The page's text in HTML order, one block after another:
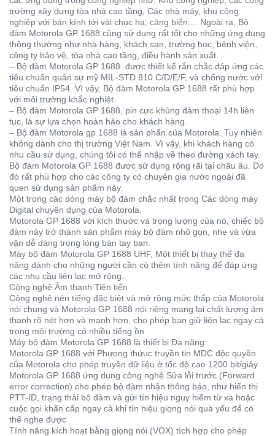
trường xây dựng tòa nhà cao tầng, Các nhà máy, khu công
nghiệp với bán kính tới vài chục ha, cảng biển.... Ngoài ra, Bộ
đàm Motorola GP 1688 cũng sử dụng rất tốt cho những ứng dụng
thông thường như nhà hàng, khách sạn, trường học, bệnh viện,
công ty bảo vệ, tòa nhà cao tầng, điều hành sản xuất.
– Bộ đàm Motorola GP 1688 được thiết kế rắn chắc đáp ứng các
tiêu chuẩn quân sự mỹ MIL-STD 810 C/D/E/F, và chống nước với
tiêu chuẩn IP54. Vì vậy, Bộ đàm Motorola GP 1688 rất phù hợp
với môi trường khắc nghiệt.
– Bộ đàm Motorola GP 1688, pin cực khủng đàm thoại 14h liên
tục, là sự lựa chọn hoàn hảo cho khách hàng.
– Bộ đàm Motorola gp 1688 là sản phẩn của Motorola. Tuy nhiên
không dành cho thị trường Việt Nam. Vì vậy, khi khách hàng có
nhu cầu sử dụng, chúng tôi có thể nhập về theo đường xách tay.
Bộ đàm Motorola GP 1688 được sử dụng rộng rãi tại châu âu. Do
đó rất phù hợp cho các công ty có chuyên gia nước ngoài đã
quen sử dụng sản phẩm này.
Một trong các dòng máy bộ đàm chắc nhất trong Các dòng máy
Digital chuyên dụng của Motorola.
Motorola GP 1688 với kích thước và trọng lượng của nó, chiếc bộ
đàm này trở thành sản phẩm máy bộ đàm nhỏ gọn, nhẹ và vừa
vặn dễ dàng trong lòng bàn tay bạn.
Máy bộ đàm Motorola GP 1688 UHF, Một thiết bị thay thế đa
năng dành cho những người cần có thêm tính năng để đáp ứng
các nhu cầu liên lạc mở rộng.
Công nghệ Âm thanh Tiên tiến
Công nghệ nén tiếng đặc biệt và mở rộng mức thấp của Motorola
nói chung và Motorola GP 1688 nói riêng mang lại chất lượng âm
thanh rõ nét hơn và mạnh hơn, cho phép bạn giữ liên lạc ngay cả
trong môi trường có nhiều tiếng ồn
Máy bộ đàm Motorola GP 1688 là thiết bị Đa năng:
Motorola GP 1688 với Phưong thứuc truyền tin MDC độc quyền
của Motorola cho phép truyền dữ liệu ở tốc độ cao 1200 bit/giây
Motorola GP 1688 ứng dụng công nghệ Sửa lỗi trước (Forward
error correction) cho phép bộ đàm nhận thông báo, như hiển thị
PTT-ID, trạng thái bộ đàm và gửi tín hiệu nguy hiểm từ xa hoặc
cuộc gọi khẩn cấp ngay cả khi tín hiệu giọng nói quá yếu để có
thể nghe được
Tính năng kích hoạt bằng giọng nói (VOX) tích hợp cho phép